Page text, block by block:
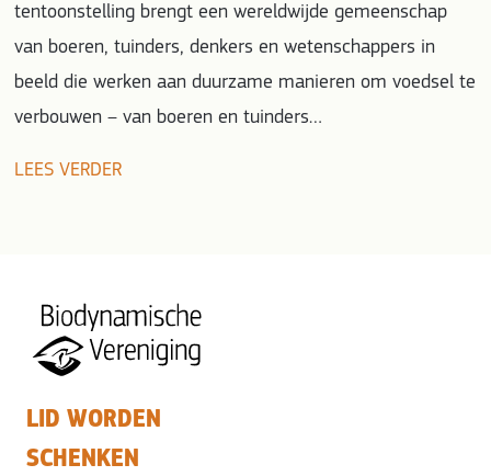
tentoonstelling brengt een wereldwijde gemeenschap
van boeren, tuinders, denkers en wetenschappers in
beeld die werken aan duurzame manieren om voedsel te
verbouwen – van boeren en tuinders…
LEES VERDER
LID WORDEN
SCHENKEN